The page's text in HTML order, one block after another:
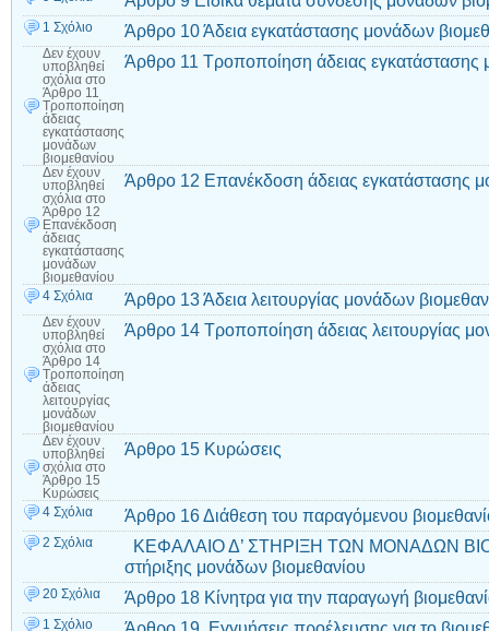
1 Σχόλιο Άρθρο 10 Άδεια εγκατάστασης μονάδων
Δεν έχουν
υποβληθεί
σχόλια στο
Άρθρο 11
Τροποποίηση
άδειας
εγκατάστασης
μονάδων
βιομεθανίου
Άρθρο 11 Τροποποίηση άδειας εγκατάστασης
Δεν έχουν
υποβληθεί
σχόλια στο
Άρθρο 12
Επανέκδοση
άδειας
εγκατάστασης
μονάδων
βιομεθανίου
Άρθρο 12 Επανέκδοση άδειας εγκατάστασης
4 Σχόλια Άρθρο 13 Άδεια λειτουργίας μονάδων
Δεν έχουν
υποβληθεί
σχόλια στο
Άρθρο 14
Τροποποίηση
άδειας
λειτουργίας
μονάδων
βιομεθανίου
Άρθρο 14 Τροποποίηση άδειας λειτουργίας
Δεν έχουν
υποβληθεί
σχόλια στο
Άρθρο 15
Κυρώσεις
Άρθρο 15 Κυρώσεις
4 Σχόλια Άρθρο 16 Διάθεση του παραγόμενου
2 Σχόλια
ΚΕΦΑΛΑΙΟ Δ’ ΣΤΗΡΙΞΗ ΤΩΝ ΜΟΝΑΔΩΝ
στήριξης μονάδων βιομεθανίου
20 Σχόλια Άρθρο 18 Κίνητρα για την παραγωγή
1 Σχόλιο